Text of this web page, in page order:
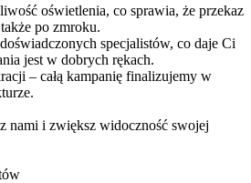
oświetlenia, co sprawia, że przekaz
po zmroku.
doświadczonych specjalistów, co daje Ci
jest w dobrych rękach.
– całą kampanię finalizujemy w
nami i zwiększ widoczność swojej